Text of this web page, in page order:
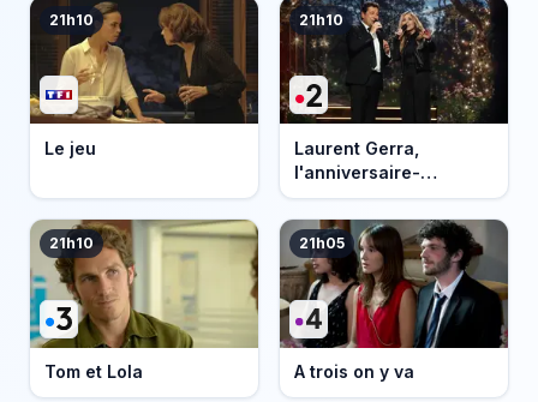
21h10
Le jeu
21h10
Laurent Gerra,
l'anniversaire-
événement
21h10
Tom et Lola
21h05
A trois on y va